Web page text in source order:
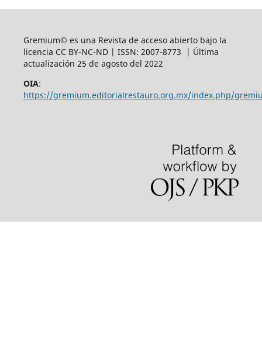
Gremium© es una Revista de acceso abierto bajo la
licencia CC BY-NC-ND | ISSN: 2007-8773 | Última
actualización 25 de agosto del 2022
OIA:
https://gremium.editorialrestauro.org.mx/index.php/